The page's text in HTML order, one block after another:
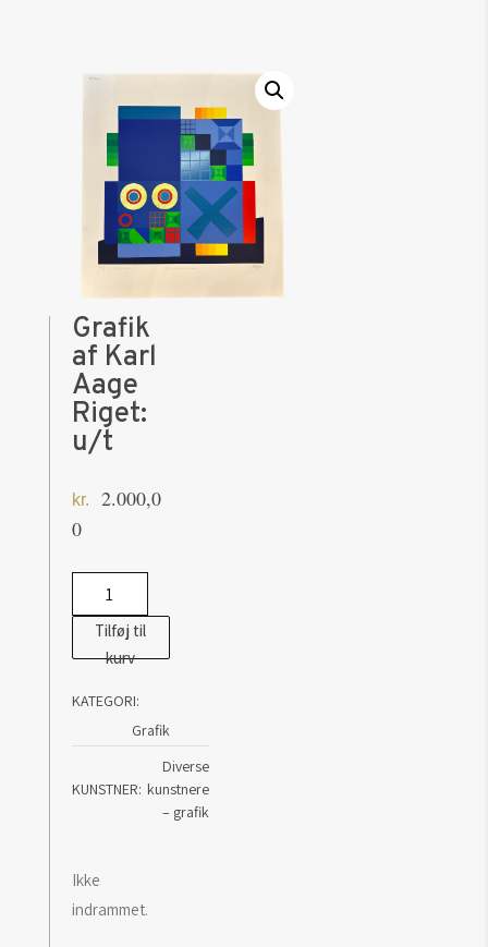
Grafik
af Karl
Aage
Riget:
u/t
kr.
2.000,0
0
Grafik
af
Riget:
Tilføj til
kurv
KATEGORI:
Grafik
KUNSTNER
Diverse
kunstnere
– grafik
Ikke
indrammet.